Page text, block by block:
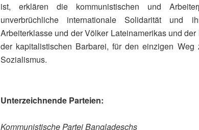
ist, erklären die kommunistischen und
unverbrüchliche internationale Solidarität und
Arbeiterklasse und der Völker Lateinamerikas und
der kapitalistischen Barbarei, für den einzigen
Sozialismus.
Unterzeichnende Parteien:
Kommunistische Partei Bangladeschs